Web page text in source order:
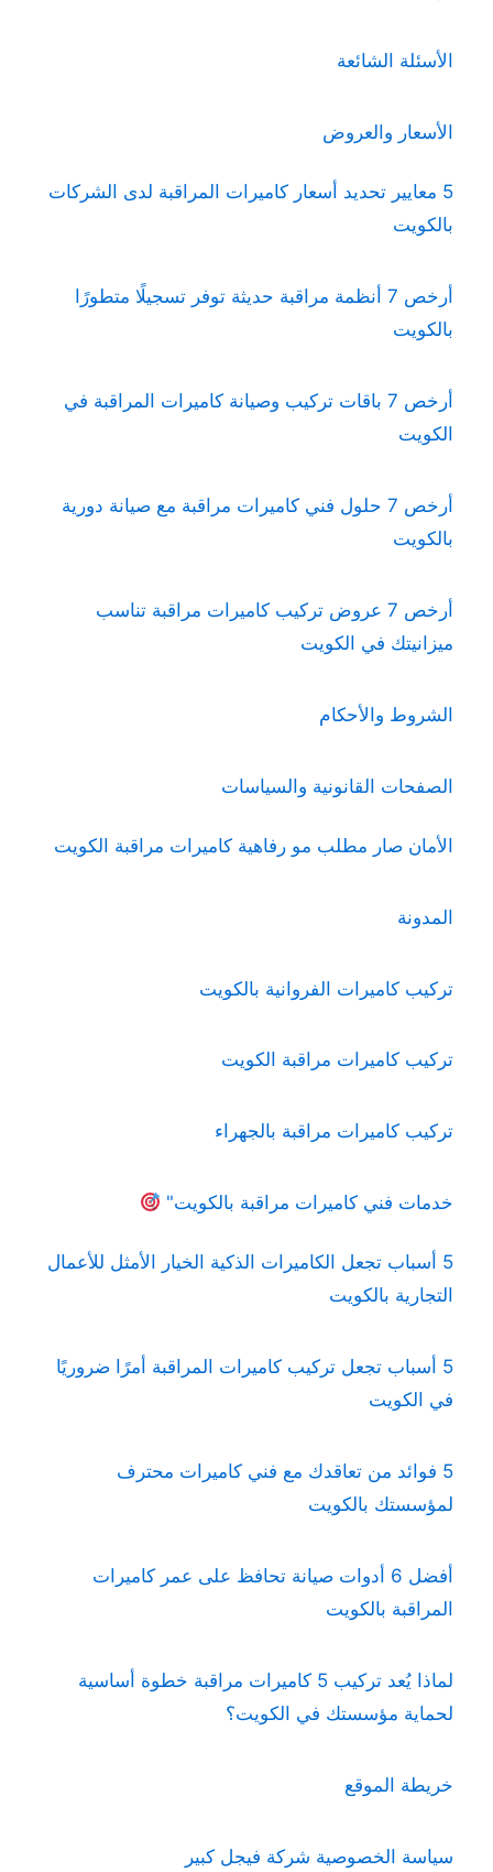
الأسئلة الشائعة
الأسعار والعروض
5 معايير تحديد أسعار كاميرات المراقبة لدى الشركات
بالكويت
أرخص 7 أنظمة مراقبة حديثة توفر تسجيلًا متطورًا
بالكويت
أرخص 7 باقات تركيب وصيانة كاميرات المراقبة في
الكويت
أرخص 7 حلول فني كاميرات مراقبة مع صيانة دورية
بالكويت
أرخص 7 عروض تركيب كاميرات مراقبة تناسب
ميزانيتك في الكويت
الشروط والأحكام
الصفحات القانونية والسياسات
الأمان صار مطلب مو رفاهية كاميرات مراقبة الكويت
المدونة
تركيب كاميرات الفروانية بالكويت
تركيب كاميرات مراقبة الكويت
تركيب كاميرات مراقبة بالجهراء
خدمات فني كاميرات مراقبة بالكويت"
5 أسباب تجعل الكاميرات الذكية الخيار الأمثل للأعمال
التجارية بالكويت
5 أسباب تجعل تركيب كاميرات المراقبة أمرًا ضروريًا
في الكويت
5 فوائد من تعاقدك مع فني كاميرات محترف
لمؤسستك بالكويت
أفضل 6 أدوات صيانة تحافظ على عمر كاميرات
المراقبة بالكويت
لماذا يُعد تركيب 5 كاميرات مراقبة خطوة أساسية
لحماية مؤسستك في الكويت؟
خريطة الموقع
سياسة الخصوصية شركة فيجل كبير